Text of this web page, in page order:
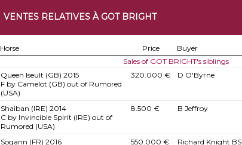
VENTES RELATIVES À GOT BRIGHT
Horse Price Buyer
Sales of GOT BRIGHT's siblings
Queen Iseult (GB) 2015
F by Camelot (GB) out of Rumored
(USA)
320.000 € D O'Byrne
Shaiban (IRE) 2014
C by Invincible Spirit (IRE) out of
Rumored (USA)
8.500 € B Jeffroy
Sogann (FR) 2016
550.000 € Richard Knight BS